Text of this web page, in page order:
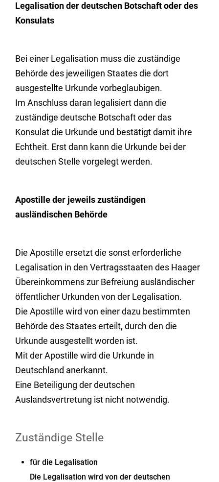
Legalisation der deutschen Botschaft oder des
Konsulats
Bei einer Legalisation muss die zuständige
Behörde des jeweiligen Staates die dort
ausgestellte Urkunde vorbeglaubigen.
Im Anschluss daran legalisiert dann die
zuständige deutsche Botschaft oder das
Konsulat die Urkunde und bestätigt damit ihre
Echtheit. Erst dann kann die Urkunde bei der
deutschen Stelle vorgelegt werden.
Apostille der jeweils zuständigen
ausländischen Behörde
Die Apostille ersetzt die sonst erforderliche
Legalisation in den Vertragsstaaten des Haager
Übereinkommens zur Befreiung ausländischer
öffentlicher Urkunden von der Legalisation.
Die Apostille wird von einer dazu bestimmten
Behörde des Staates erteilt, durch den die
Urkunde ausgestellt worden ist.
Mit der Apostille wird die Urkunde in
Deutschland anerkannt.
Eine Beteiligung der deutschen
Auslandsvertretung ist nicht notwendig.
Zuständige Stelle
für die Legalisation
Die Legalisation wird von der deutschen